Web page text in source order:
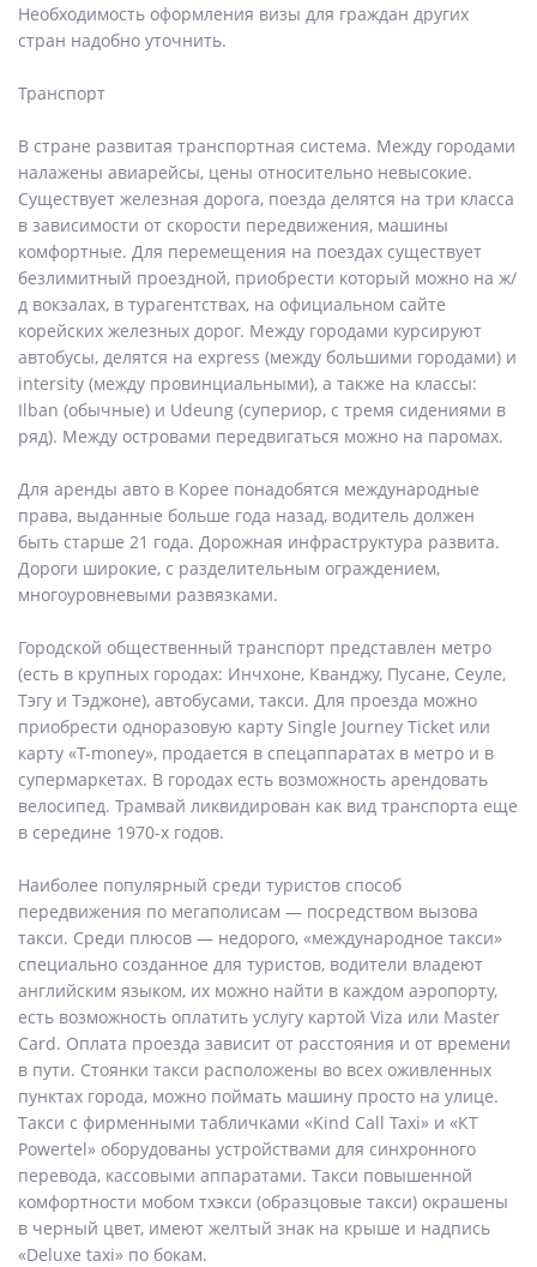
Необходимость оформления визы для граждан других
стран надобно уточнить.
Транспорт
В стране развитая транспортная система. Между городами
налажены авиарейсы, цены относительно невысокие.
Существует железная дорога, поезда делятся на три класса
в зависимости от скорости передвижения, машины
комфортные. Для перемещения на поездах существует
безлимитный проездной, приобрести который можно на ж/
д вокзалах, в турагентствах, на официальном сайте
корейских железных дорог. Между городами курсируют
автобусы, делятся на express (между большими городами) и
intersity (между провинциальными), а также на классы:
Ilban (обычные) и Udeung (супериор, с тремя сидениями в
ряд). Между островами передвигаться можно на паромах.
Для аренды авто в Корее понадобятся международные
права, выданные больше года назад, водитель должен
быть старше 21 года. Дорожная инфраструктура развита.
Дороги широкие, с разделительным ограждением,
многоуровневыми развязками.
Городской общественный транспорт представлен метро
(есть в крупных городах: Инчхоне, Кванджу, Пусане, Сеуле,
Тэгу и Тэджоне), автобусами, такси. Для проезда можно
приобрести одноразовую карту Single Journey Ticket или
карту «T-money», продается в спецаппаратах в метро и в
супермаркетах. В городах есть возможность арендовать
велосипед. Трамвай ликвидирован как вид транспорта еще
в середине 1970-х годов.
Наиболее популярный среди туристов способ
передвижения по мегаполисам — посредством вызова
такси. Среди плюсов — недорого, «международное такси»
специально созданное для туристов, водители владеют
английским языком, их можно найти в каждом аэропорту,
есть возможность оплатить услугу картой Viza или Master
Card. Оплата проезда зависит от расстояния и от времени
в пути. Стоянки такси расположены во всех оживленных
пунктах города, можно поймать машину просто на улице.
Такси с фирменными табличками «Kind Call Taxi» и «КТ
Powertel» оборудованы устройствами для синхронного
перевода, кассовыми аппаратами. Такси повышенной
комфортности мобом тхэкси (образцовые такси) окрашены
в черный цвет, имеют желтый знак на крыше и надпись
«Deluxe taxi» по бокам.